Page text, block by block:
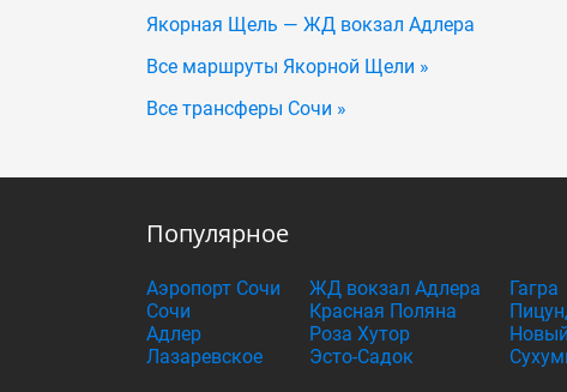
Якорная Щель — ЖД вокзал Адлера
Все маршруты Якорной Щели »
Все трансферы Сочи »
Популярное
Аэропорт Сочи
Сочи
Адлер
Лазаревское
ЖД вокзал Адлера
Красная Поляна
Роза Хутор
Эсто-Садок
Гагра